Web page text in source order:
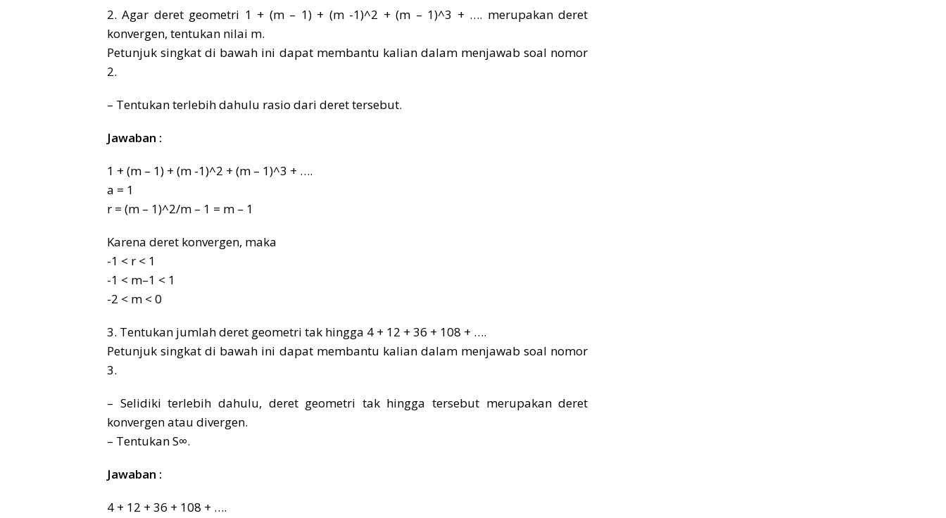
2. Agar deret geometri 1 + (m – 1) + (m -1)^2 + (m – 1)^3 + …. merupakan deret
konvergen, tentukan nilai m.
Petunjuk singkat di bawah ini dapat membantu kalian dalam menjawab soal nomor
2.
– Tentukan terlebih dahulu rasio dari deret tersebut.
Jawaban :
1 + (m – 1) + (m -1)^2 + (m – 1)^3 + ….
a = 1
r = (m – 1)^2/m – 1 = m – 1
Karena deret konvergen, maka
-1 < r < 1
-1 < m–1 < 1
-2 < m < 0
3. Tentukan jumlah deret geometri tak hingga 4 + 12 + 36 + 108 + ….
Petunjuk singkat di bawah ini dapat membantu kalian dalam menjawab soal nomor
3.
– Selidiki terlebih dahulu, deret geometri tak hingga tersebut merupakan deret
konvergen atau divergen.
– Tentukan S∞.
Jawaban :
4 + 12 + 36 + 108 + ….